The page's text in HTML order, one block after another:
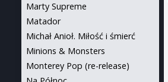
Marty Supreme
Matador
Michał Anioł. Miłość i śmierć
Minions & Monsters
Monterey Pop (re-release)